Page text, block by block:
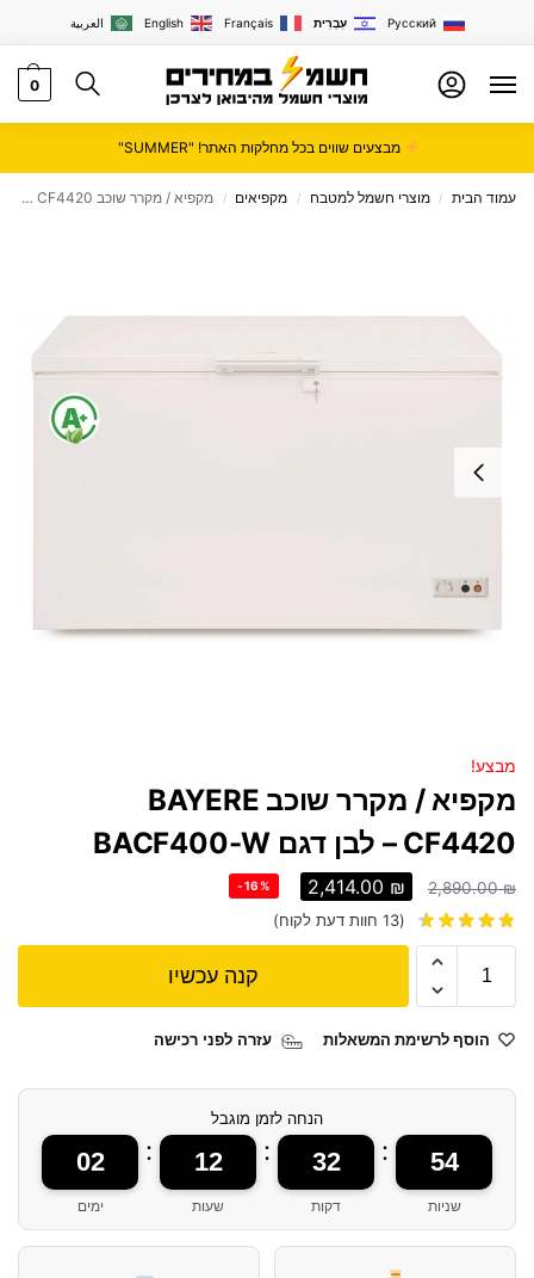
العربية English Français עִבְרִית Русский
0
מבצעים שווים בכל מחלקות האתר! "SUMMER"
עמוד הבית / מוצרי חשמל למטבח / מקפיאים / מקפיא / מקרר שוכב BAYERE CF4420 – לבן דגם BACF400-W
מבצע!
מקפיא / מקרר שוכב BAYERE
CF4420 – לבן דגם BACF400-W
2,890.00₪
2,414.00 ₪
-16%
(
13 חוות דעת לקוח)
קנה עכשיו
הוסף לרשימת המשאלות עזרה לפני רכישה
הנחה לזמן מוגבל
02
ימים
: 12
שעות
: 32
דקות
: 54
שניות